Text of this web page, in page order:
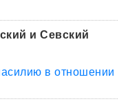
и Севский
в отношении